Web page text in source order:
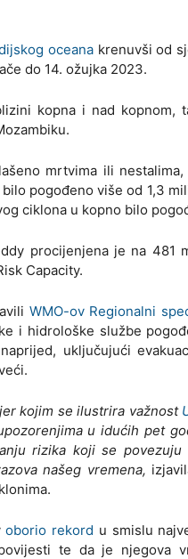
oceanakrenuvši od
do 14. ožujka 2023.
kopna i nad kopnom,
mrtvima ili
pogođeno više od 1,3
ciklona u kopno bilo
procijenjena je na 481
Capacity.
WMO-ov Regionalni
i hidrološke službe
uključujući
kojim se ilustrira važnost
u idućih pet
rizika koji se povezuju
našeg vremena,
oborio rekord u smislu
te da je njegova